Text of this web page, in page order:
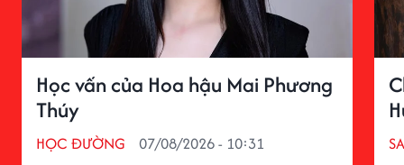
Học vấn của Hoa hậu Mai Phương
Thúy
HỌC ĐƯỜNG 07/08/2026 - 10:31